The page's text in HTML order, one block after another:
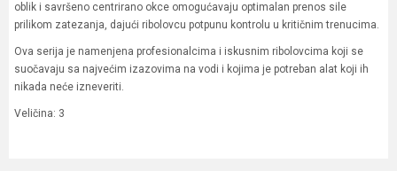
oblik i savršeno centrirano okce omogućavaju optimalan prenos sile
prilikom zatezanja, dajući ribolovcu potpunu kontrolu u kritičnim trenucima.
Ova serija je namenjena profesionalcima i iskusnim ribolovcima koji se
suočavaju sa najvećim izazovima na vodi i kojima je potreban alat koji ih
nikada neće izneveriti.
Veličina: 3